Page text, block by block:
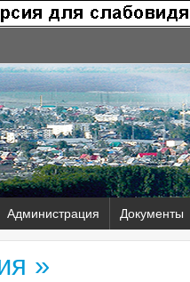
Администрация Документы
»